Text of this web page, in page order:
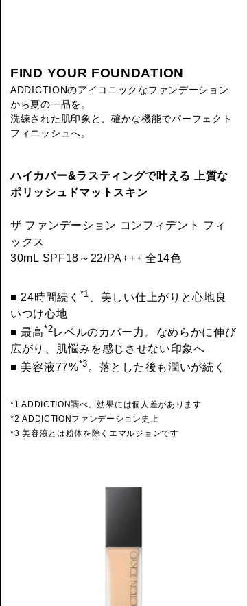
FIND YOUR FOUNDATION
ADDICTIONのアイコニックなファンデーション
から夏の一品を。
洗練された肌印象と、確かな機能でパーフェクト
フィニッシュへ。
ハイカバー&ラスティングで叶える 上質な
ポリッシュドマットスキン
ザ ファンデーション コンフィデント フィ
ックス
30mL SPF18～22/PA+++ 全14色
■ 24時間続く *1
、美しい仕上がりと心地良
いつけ心地
■ 最高*2レベルのカバー力。なめらかに伸び
広がり、肌悩みを感じさせない印象へ
■ 美容液77%*3。落とした後も潤いが続く
*1 ADDICTION調べ。効果には個人差があります
*2 ADDICTIONファンデーション史上
*3 美容液とは粉体を除くエマルジョンです